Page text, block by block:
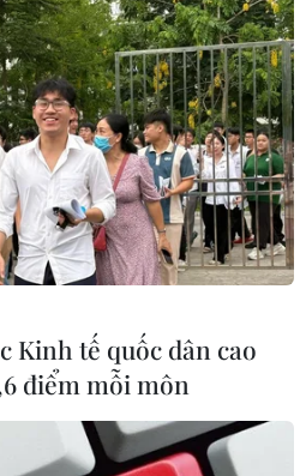
Kinh tế quốc dân cao
điểm mỗi môn